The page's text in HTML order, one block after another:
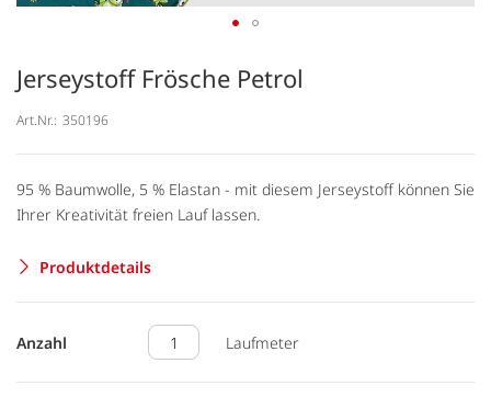
Jerseystoff Frösche Petrol
Art.Nr.: 350196
95 % Baumwolle, 5 % Elastan - mit diesem Jerseystoff können Sie
Ihrer Kreativität freien Lauf lassen.
Produktdetails
Anzahl Laufmeter